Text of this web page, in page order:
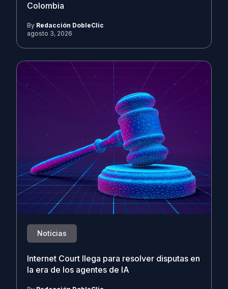
Colombia
By Redacción DobleClic
agosto 3, 2026
Noticias
Internet Court llega para resolver disputas en
la era de los agentes de IA